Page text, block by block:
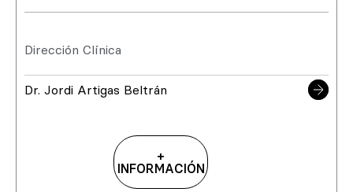
Dirección Clínica
Dr. Jordi Artigas Beltrán
+
INFORMACIÓN